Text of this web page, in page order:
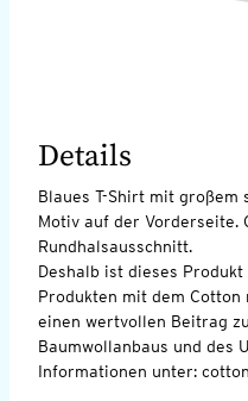
Details
Blaues T-Shirt mit großem
Motiv auf der Vorderseite.
Rundhalsausschnitt.
Deshalb ist dieses
Produkten mit dem
einen wertvollen Beitrag
Baumwollanbaus und des
Informationen unter: